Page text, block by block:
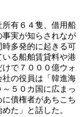
有６４隻、借用船
実が知らされなが
多発的に起きる可
る船舶賃貸料や港
で７０００億ウォ
の役員は「韓進海
５０カ国に広まっ
債権者があちこち
た」と話した。